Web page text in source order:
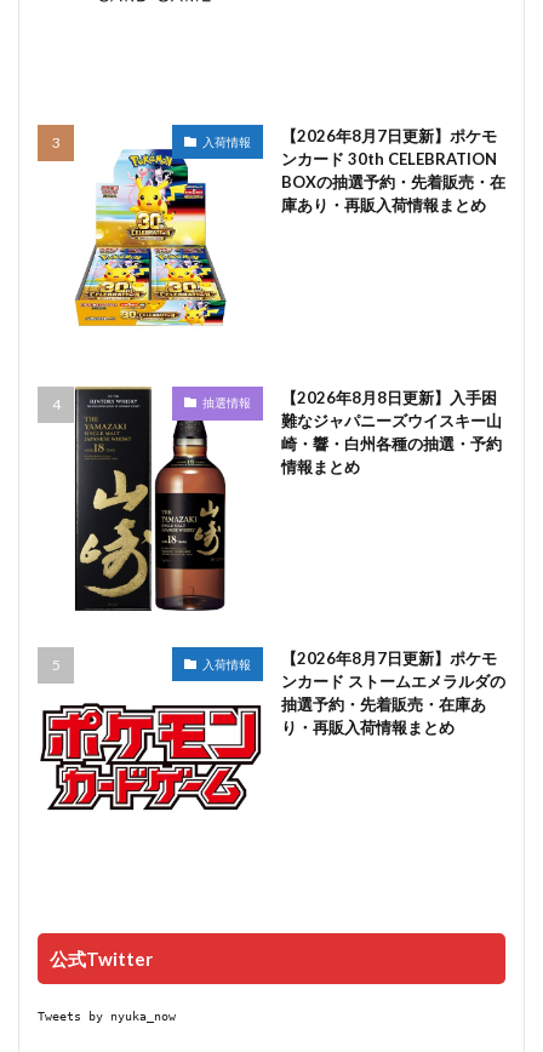
入荷情報
【2026年8月7日更新】ポケモ
ンカード 30th CELEBRATION
BOXの抽選予約・先着販売・在
庫あり・再販入荷情報まとめ
抽選情報
【2026年8月8日更新】入手困
難なジャパニーズウイスキー山
崎・響・白州各種の抽選・予約
情報まとめ
入荷情報
【2026年8月7日更新】ポケモ
ンカード ストームエメラルダの
抽選予約・先着販売・在庫あ
り・再販入荷情報まとめ
公式Twitter
Tweets by nyuka_now